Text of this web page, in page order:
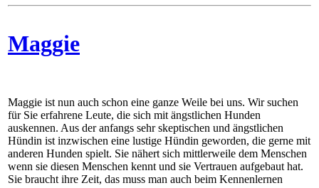
Maggie
Maggie ist nun auch schon eine ganze Weile bei uns. Wir suchen
für Sie erfahrene Leute, die sich mit ängstlichen Hunden
auskennen. Aus der anfangs sehr skeptischen und ängstlichen
Hündin ist inzwischen eine lustige Hündin geworden, die gerne mit
anderen Hunden spielt. Sie nähert sich mittlerweile dem Menschen
wenn sie diesen Menschen kennt und sie Vertrauen aufgebaut hat.
Sie braucht ihre Zeit, das muss man auch beim Kennenlernen